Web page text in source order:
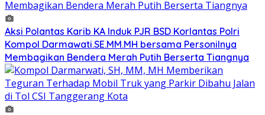
Aksi Polantas Karib KA Induk PJR BSD Korlantas Polri
Kompol Darmawati.SE.MM.MH bersama Personilnya
Membagikan Bendera Merah Putih Berserta Tiangnya